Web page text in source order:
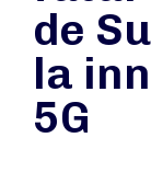
de
la
5G